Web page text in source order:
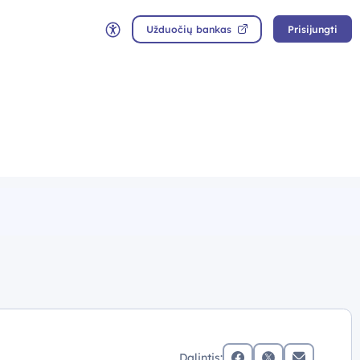
Neįgaliųjų rėžimas
Užduočių bankas Prisijungti